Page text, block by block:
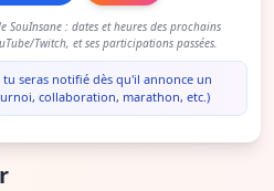
SouInsane : dates et heures des prochains
Twitch, et ses participations passées.
tu seras notifié dès qu'il annonce un
collaboration, marathon, etc.)